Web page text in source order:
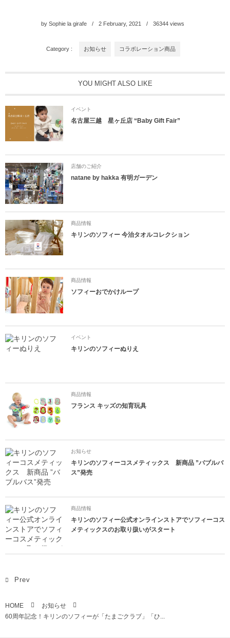
by Sophie la girafe 2 February, 2021 36344views
Category : お知らせ コラボレーション商品
YOU MIGHT ALSO LIKE
イベント
名古屋三越 星ヶ丘店 “Baby Gift Fair”
店舗のご紹介
natane by hakka 有明ガーデン
商品情報
キリンのソフィー 今治タオルコレクション
商品情報
ソフィーおでかけループ
イベント
キリンのソフィーぬりえ
商品情報
フランス キッズの知育玩具
お知らせ
キリンのソフィーコスメティックス 新商品 ”バブルバ
ス”発売
商品情報
キリンのソフィー公式オンラインストアでソフィーコス
メティックスのお取り扱いがスタート
Prev
HOME
お知らせ
60周年記念！キリンのソフィーが「たまごクラブ」「ひ...